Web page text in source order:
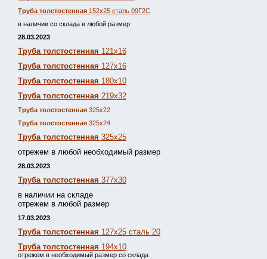
Труба толстостенная 152х25 сталь 09Г2С
в наличии со склада в любой размер
28.03.2023
Труба толстостенная 121х16
Труба толстостенная 127х16
Труба толстостенная 180х10
Труба толстостенная 219х32
Труба толстостенная 325х22
Труба толстостенная 325х24
Труба толстостенная 325х25
отрежем в любой необходимый размер
28.03.2023
Труба толстостенная 377х30
в наличии на складе
отрежем в любой размер
17.03.2023
Труба толстостенная 127х25 сталь 20
Труба толстостенная 194х10
отрежем в необходимый размер со склада